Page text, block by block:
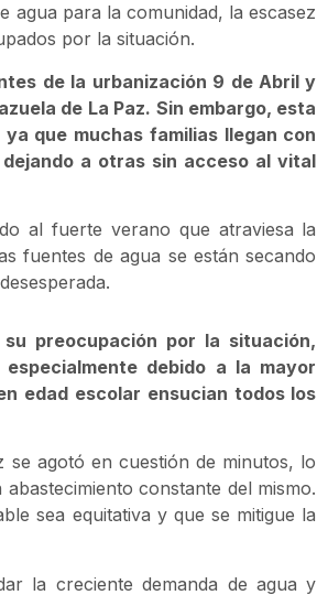
para la comunidad, la escasez
por la situación.
de la urbanización 9 de Abril y
de La Paz. Sin embargo, esta
que muchas familias llegan con
a otras sin acceso al vital
al fuerte verano que atraviesa la
fuentes de agua se están secando
preocupación por la situación,
debido a la mayor
edad escolar ensucian todos los
se agotó en cuestión de minutos, lo
constante del mismo.
sea equitativa y que se mitigue la
la creciente demanda de agua y